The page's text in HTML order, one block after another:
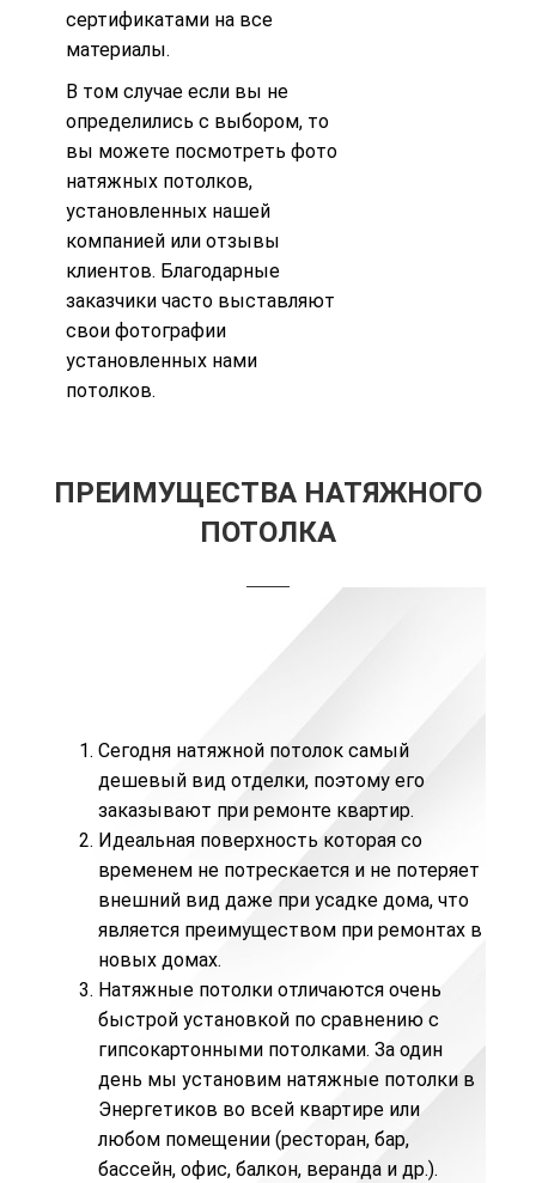
сертификатами на все
материалы.
В том случае если вы не
определились с выбором, то
вы можете посмотреть фото
натяжных потолков,
установленных нашей
компанией или отзывы
клиентов. Благодарные
заказчики часто выставляют
свои фотографии
установленных нами
потолков.
ПРЕИМУЩЕСТВА НАТЯЖНОГО
ПОТОЛКА
Сегодня натяжной потолок самый
дешевый вид отделки, поэтому его
заказывают при ремонте квартир.
Идеальная поверхность которая со
временем не потрескается и не потеряет
внешний вид даже при усадке дома, что
является преимуществом при ремонтах в
новых домах.
Натяжные потолки отличаются очень
быстрой установкой по сравнению с
гипсокартонными потолками. За один
день мы установим натяжные потолки в
Энергетиков во всей квартире или
любом помещении (ресторан, бар,
бассейн, офис, балкон, веранда и др.).